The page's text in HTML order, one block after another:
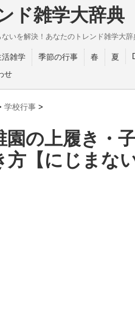
ド雑学大辞典
いを解決！あなたのトレンド雑学大辞
活雑学 季節の行事 春 夏
せ
学校行事 >
園の上履き・
方【にじまな